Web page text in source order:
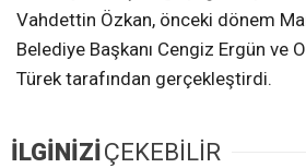
Vahdettin Özkan, önceki dönem
Belediye Başkanı Cengiz Ergün ve
Türek tarafından gerçekleştirdi.
İLGİNİZİ ÇEKEBİLİR